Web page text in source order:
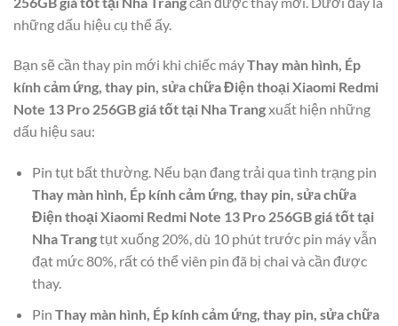
những dấu hiệu cụ thể ấy.
Bạn sẽ cần thay pin mới khi chiếc máyThay màn hình, Ép
kính cảm ứng, thay pin, sửa chữa Điện thoại Xiaomi Redmi
Note 13 Pro 256GB giá tốt tại Nha Trangxuất hiện những
dấu hiệu sau:
Pin tụt bất thường. Nếu bạn đang trải qua tình trạng pin
Thay màn hình, Ép kính cảm ứng, thay pin, sửa chữa
Điện thoại Xiaomi Redmi Note 13 Pro 256GB giá tốt tại
Nha Trangtụt xuống 20%, dù 10 phút trước pin máy vẫn
đạt mức 80%, rất có thể viên pin đã bị chai và cần được
thay.
Pin Thay màn hình, Ép kính cảm ứng, thay pin, sửa chữa